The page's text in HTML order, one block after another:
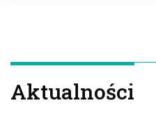
Aktualności